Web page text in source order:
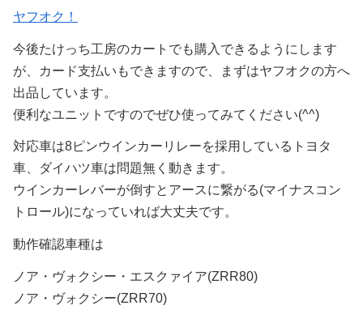
ヤフオク！
今後たけっち工房のカートでも購入できるようにします
が、カード支払いもできますので、まずはヤフオクの方へ
出品しています。
便利なユニットですのでぜひ使ってみてください(^^)
対応車は8ピンウインカーリレーを採用しているトヨタ
車、ダイハツ車は問題無く動きます。
ウインカーレバーが倒すとアースに繋がる(マイナスコン
トロール)になっていれば大丈夫です。
動作確認車種は
ノア・ヴォクシー・エスクァイア(ZRR80)
ノア・ヴォクシー(ZRR70)